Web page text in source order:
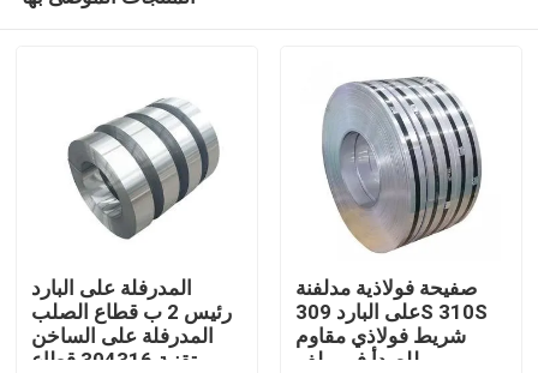
المدرفلة على البارد
رئيس 2 ب قطاع الصلب
المدرفلة على الساخن
تقنية 304316 قطاع
صفيحة فولاذية مدلفنة
على البارد 309S 310S
شريط فولاذي مقاوم
للصدأ في ملف